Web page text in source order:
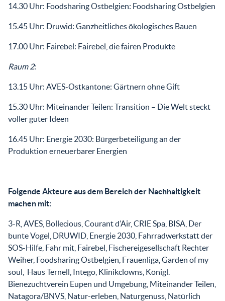
14.30 Uhr: Foodsharing Ostbelgien: Foodsharing Ostbelgien
15.45 Uhr: Druwid: Ganzheitliches ökologisches Bauen
17.00 Uhr: Fairebel: Fairebel, die fairen Produkte
Raum 2:
13.15 Uhr: AVES-Ostkantone: Gärtnern ohne Gift
15.30 Uhr: Miteinander Teilen: Transition – Die Welt steckt
voller guter Ideen
16.45 Uhr: Energie 2030: Bürgerbeteiligung an der
Produktion erneuerbarer Energien
Folgende Akteure aus dem Bereich der Nachhaltigkeit
machen mit:
3-R, AVES, Bollecious, Courant d’Air, CRIE Spa, BISA, Der
bunte Vogel, DRUWID, Energie 2030, Fahrradwerkstatt der
SOS-Hilfe, Fahr mit, Fairebel, Fischereigesellschaft Rechter
Weiher, Foodsharing Ostbelgien, Frauenliga, Garden of my
soul, Haus Ternell, Intego, Klinikclowns, Königl.
Bienezuchtverein Eupen und Umgebung, Miteinander Teilen,
Natagora/BNVS, Natur-erleben, Naturgenuss, Natürlich